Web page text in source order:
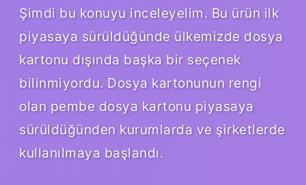
Şimdi bu konuyu inceleyelim. Bu ürün ilk
piyasaya sürüldüğünde ülkemizde dosya
kartonu dışında başka bir seçenek
bilinmiyordu. Dosya kartonunun rengi
olan pembe dosya kartonu piyasaya
sürüldüğünden kurumlarda ve şirketlerde
kullanılmaya başlandı.